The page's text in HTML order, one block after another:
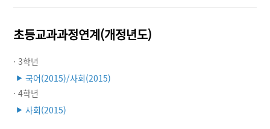
초등교과과정연계(개정년도)
· 3학년
▶ 국어(2015)/사회(2015)
· 4학년
▶ 사회(2015)